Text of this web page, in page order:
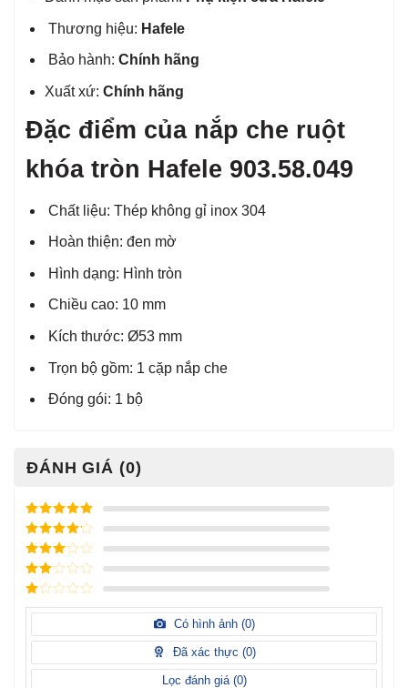
Thương hiệu: Hafele
Bảo hành: Chính hãng
Xuất xứ: Chính hãng
Đặc điểm của nắp che ruột
khóa tròn Hafele 903.58.049
Chất liệu: Thép không gỉ inox 304
Hoàn thiện: đen mờ
Hình dạng: Hình tròn
Chiều cao: 10 mm
Kích thước: Ø53 mm
Trọn bộ gồm: 1 cặp nắp che
Đóng gói: 1 bộ
ĐÁNH GIÁ (0)
Được xếp
hạng
5
5
sao
Được xếp
hạng
4
5
sao
Được
xếp
hạng3
5 sao
Được
hạng
sao
Được
hạng
1
sao
Có hình ảnh (0)
Đã xác thực (0)
Lọc đánh giá (0)